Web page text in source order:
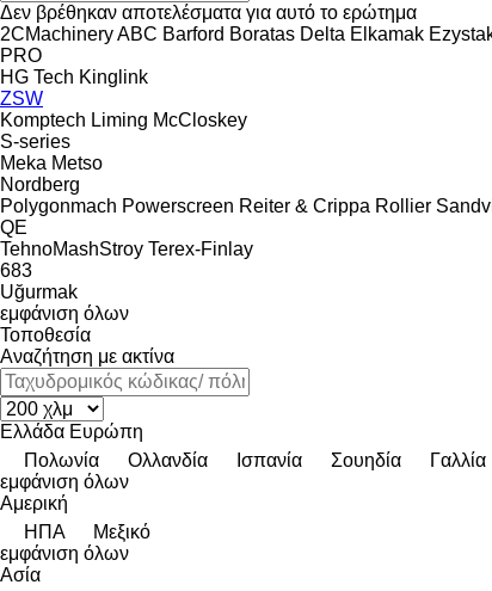
Δεν βρέθηκαν αποτελέσματα για αυτό το ερώτημα
2CMachineryABC Barford Boratas Delta Elkamak
PRO
HG Tech Kinglink
ZSW
Komptech Liming McCloskey
S-series
Meka Metso
Nordberg
Polygonmach Powerscreen Reiter & Crippa Rollier
QE
TehnoMashStroy Terex-Finlay
683
Uğurmak
εμφάνιση όλων
Τοποθεσία
Αναζήτηση με ακτίνα
Ελλάδα Ευρώπη
Πολωνία
Ολλανδία Ισπανία Σουηδία Γαλλία
εμφάνιση όλων
Αμερική
ΗΠΑ
Μεξικό
εμφάνιση όλων
Ασία